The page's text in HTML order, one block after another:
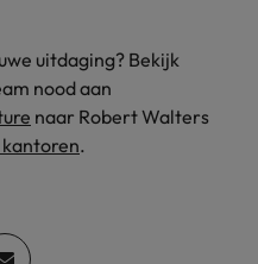
uitdaging? Bekijk
nood aan
naar Robert Walters
kantoren.